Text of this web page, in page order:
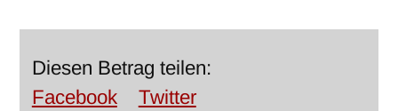
Diesen Betrag teilen:
Facebook
Twitter